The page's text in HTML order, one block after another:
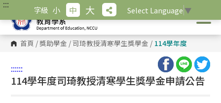
跳
主
內
容
::: 字級 小 中 大 Select Language ▼
首頁 /獎助學金 /司琦教授清寒學生獎學金 / 114學年度
::::::
114學年度司琦教授清寒學生獎學金申請公告